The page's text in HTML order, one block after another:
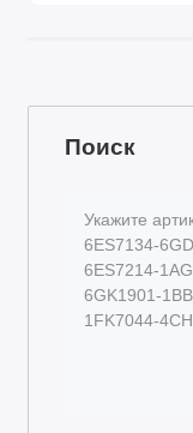
Поиск